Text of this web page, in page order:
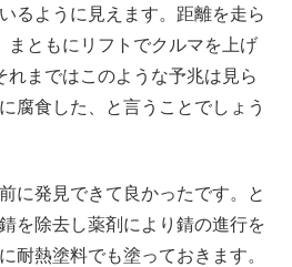
るように見えます。距離を走ら
まともにリフトでクルマを上げ
れまではこのような予兆は見ら
腐食した、と言うことでしょう
に発見できて良かったです。と
を除去し薬剤により錆の進行を
耐熱塗料でも塗っておきます。